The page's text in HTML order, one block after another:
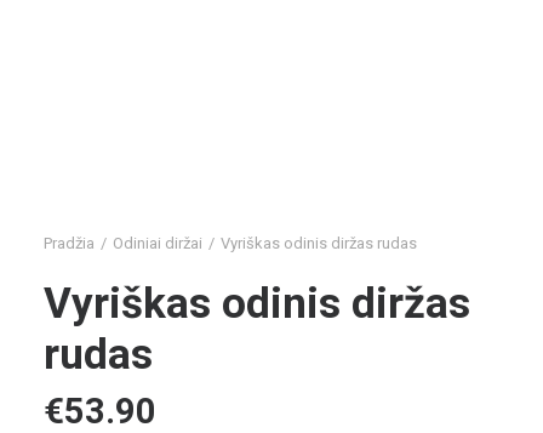
Pradžia Odiniai diržai Vyriškas odinis diržas rudas
Vyriškas odinis diržas
rudas
€53.90